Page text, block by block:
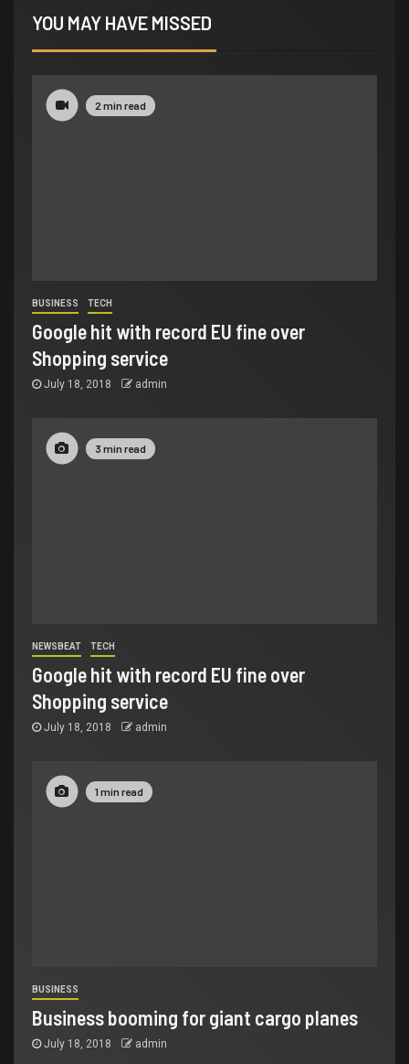
YOU MAY HAVE MISSED
2 min read
BUSINESS TECH
Google hit with record EU fine over
Shopping service
July 18, 2018 admin
3 min read
NEWSBEAT TECH
Google hit with record EU fine over
Shopping service
July 18, 2018 admin
1 min read
BUSINESS
Business booming for giant cargo planes
July 18, 2018 admin